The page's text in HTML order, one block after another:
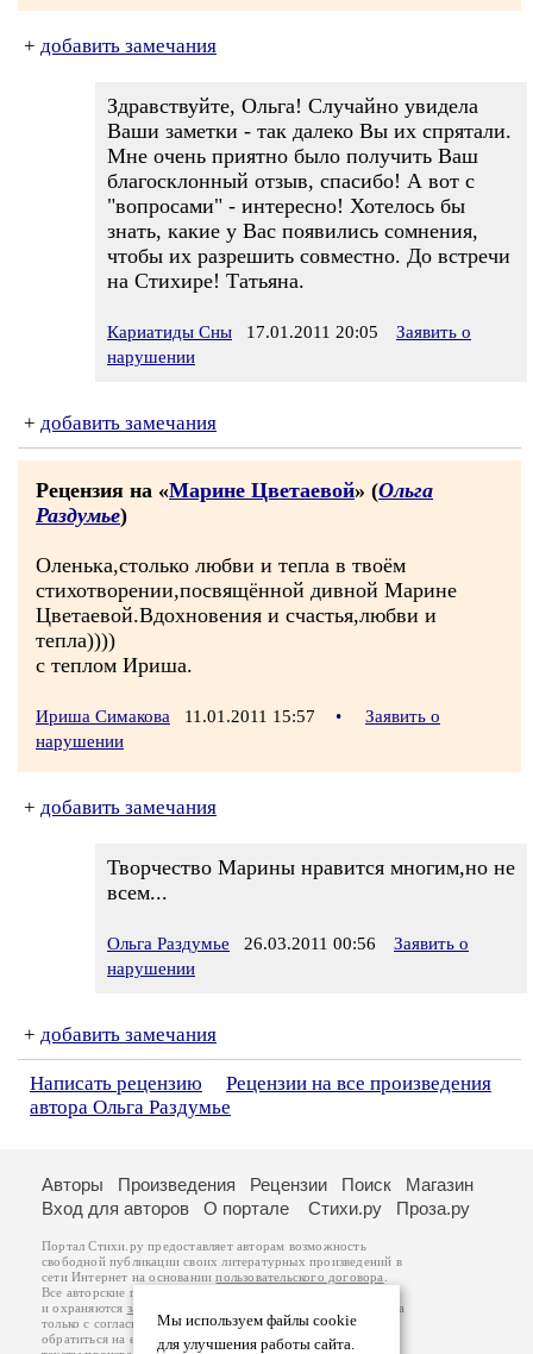
+ добавить замечания
Здравствуйте, Ольга! Случайно увидела
Ваши заметки - так далеко Вы их спрятали.
Мне очень приятно было получить Ваш
благосклонный отзыв, спасибо! А вот с
"вопросами" - интересно! Хотелось бы
знать, какие у Вас появились сомнения,
чтобы их разрешить совместно. До встречи
на Стихире! Татьяна.
Кариатиды Сны 17.01.2011 20:05
Заявить о
нарушении
+ добавить замечания
Рецензия на «Марине Цветаевой» (Ольга
Раздумье)
Оленька,столько любви и тепла в твоём
стихотворении,посвящённой дивной Марине
Цветаевой.Вдохновения и счастья,любви и
тепла))))
с теплом Ириша.
Ириша Симакова 11.01.2011 15:57 •
Заявить о
нарушении
+ добавить замечания
Творчество Марины нравится многим,но не
всем...
Ольга Раздумье 26.03.2011 00:56
Заявить о
нарушении
+ добавить замечания
Написать рецензию
Рецензии на все произведения
автора Ольга Раздумье
Мы используем файлы cookie
для улучшения работы сайта.
Авторы Произведения Рецензии Поиск
Магазин
Вход для авторов
О портале Стихи.ру Проза.ру
Портал Стихи.ру предоставляет авторам возможность
свободной публикации своих литературных произведений в
сети Интернет на основаниипользовательского договора
Все авторские права на произведения принадлежат авторам
и охраняются законом
. Перепечатка произведений возможна
только с согласия его автора, к которому вы можете
обратиться на его авторской странице. Ответственность за